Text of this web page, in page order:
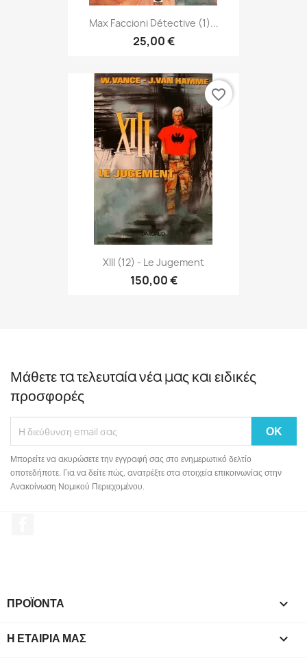
Max Faccioni Détective (1)...
25,00 €
XIII (12) - Le Jugement
150,00 €
favorite_border
Μάθετε τα τελευταία νέα μας και ειδικές
προσφορές
Μπορείτε να ακυρώσετε την εγγραφή σας στο ενημερωτικό δελτίο
οποτεδήποτε. Για να δείτε πώς, ανατρέξτε στα στοιχεία επικοινωνίας στην
Ανακοίνωση Νομικού Περιεχομένου.
ΠΡΟΪΌΝΤΑ 
Η ΕΤΑΙΡΊΑ ΜΑΣ 